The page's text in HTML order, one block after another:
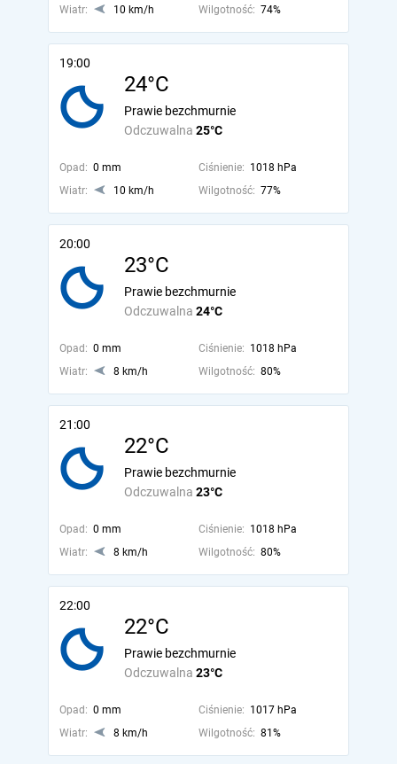
Wiatr:
10 km/h Wilgotność: 74%
19:00
24°C
Odczuwalna 25°C
Prawie bezchmurnie
Opad: 0 mm Ciśnienie: 1018 hPa
Wiatr:
10 km/h Wilgotność: 77%
20:00
23°C
Odczuwalna 24°C
Prawie bezchmurnie
Opad: 0 mm Ciśnienie: 1018 hPa
Wiatr:
8 km/h Wilgotność: 80%
21:00
22°C
Odczuwalna 23°C
Prawie bezchmurnie
Opad: 0 mm Ciśnienie: 1018 hPa
Wiatr:
8 km/h Wilgotność: 80%
22:00
22°C
Odczuwalna 23°C
Prawie bezchmurnie
Opad: 0 mm Ciśnienie: 1017 hPa
Wiatr:
8 km/h Wilgotność: 81%